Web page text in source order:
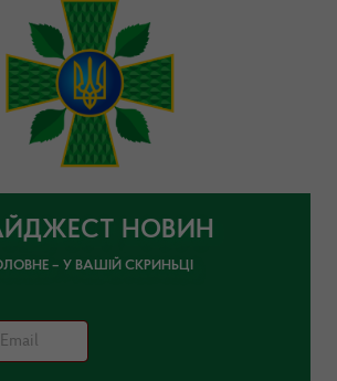
НОВИН
– У ВАШІЙ СКРИНЬЦІ